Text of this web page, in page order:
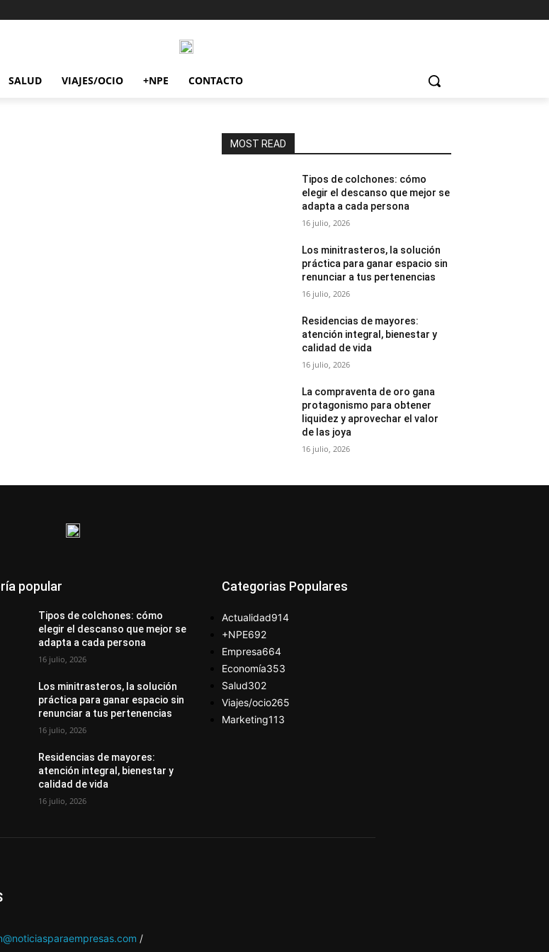
SALUD VIAJES/OCIO +NPE CONTACTO
MOST READ
Tipos de colchones: cómo
elegir el descanso que mejor se
adapta a cada persona
16 julio, 2026
Los minitrasteros, la solución
práctica para ganar espacio sin
renunciar a tus pertenencias
16 julio, 2026
Residencias de mayores:
atención integral, bienestar y
calidad de vida
16 julio, 2026
La compraventa de oro gana
protagonismo para obtener
liquidez y aprovechar el valor
de las joya
16 julio, 2026
popular
Tipos de colchones: cómo
elegir el descanso que mejor se
adapta a cada persona
16 julio, 2026
Los minitrasteros, la solución
práctica para ganar espacio sin
renunciar a tus pertenencias
16 julio, 2026
Residencias de mayores:
atención integral, bienestar y
calidad de vida
16 julio, 2026
Categorias Populares
Actualidad914
+NPE692
Empresa664
Economía353
Salud302
Viajes/ocio265
Marketing113
/